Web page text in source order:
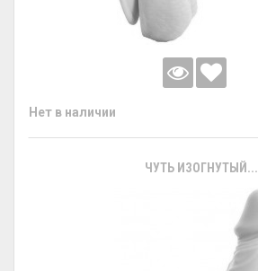
Нет в наличии
ЧУТЬ ИЗОГНУТЫЙ...